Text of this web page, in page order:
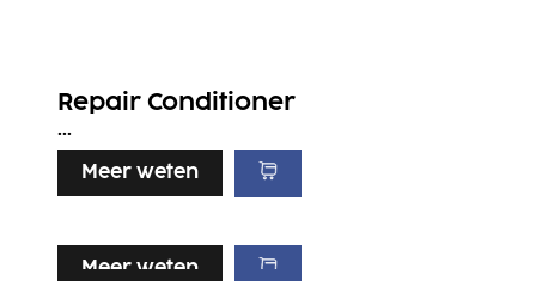
Repair Conditioner
...
Meer weten
Meer weten